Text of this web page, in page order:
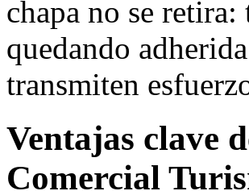
chapa no se
quedando
transmiten
Ventajas clave
Comercial